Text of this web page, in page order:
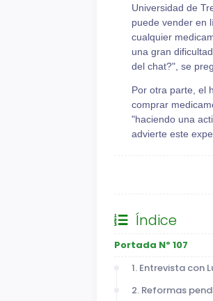
Universidad de
puede vender en
cualquier
una gran
del chat?", se
Por otra parte, el
comprar
"haciendo una
advierte este
Índice
Portada Nº 107
1. Entrevista con
2. Reformas